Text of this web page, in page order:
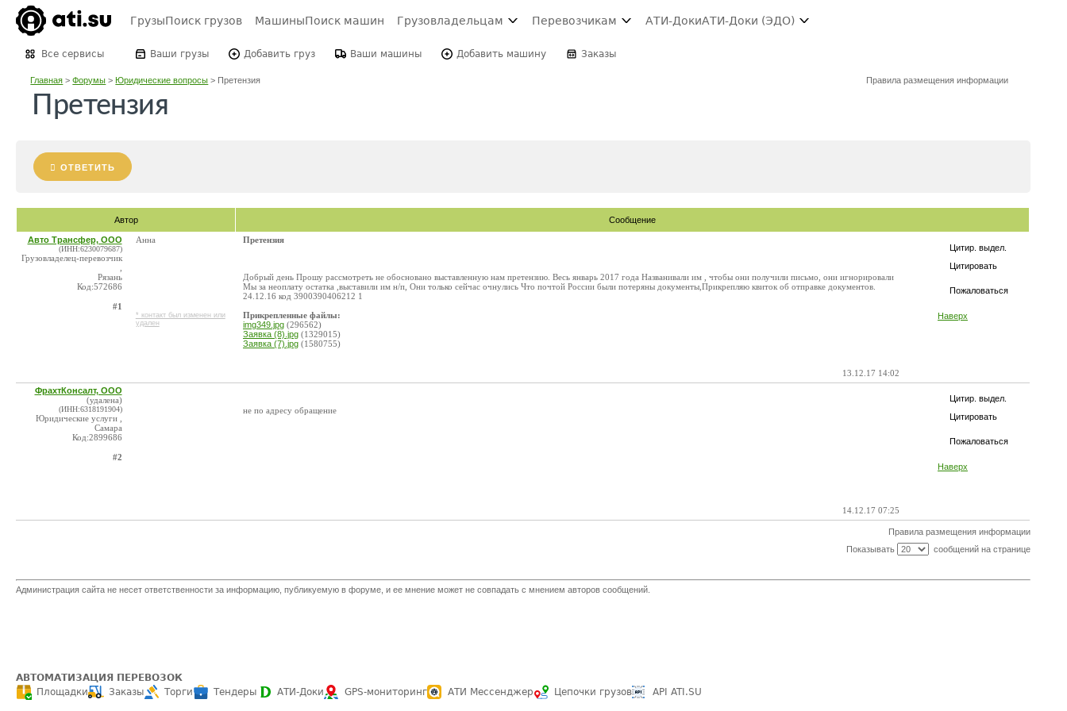
ГрузыПоиск грузов МашиныПоиск машин Грузовладельцам Перевозчикам АТИ-ДокиАТИ-Доки (ЭДО)
Все сервисы Ваши грузы Добавить груз Ваши машины Добавить машину Заказы
Главная >Форумы >Юридические вопросы > Претензия Правила размещения информации
Претензия
ОТВЕТИТЬ
Автор Сообщение
Цитир. выдел.
Цитировать
Пожаловаться
Наверх
Авто Трансфер, ООО
(ИНН:6230079687)
Грузовладелец-перевозчик
Рязань
Код:572686
#1
Анна
* контакт был изменен или
удален
Претензия
Добрый день Прошу рассмотреть не обосновано выставленную нам претензию. Весь январь 2017 года Названивали им , чтобы они получили письмо, они игнорировали
Мы за неоплату остатка ,выставили им н/п, Они только сейчас очнулись Что почтой России были потеряны документы,Прикрепляю квиток об отправке документов.
24.12.16 код 3900390406212 1
Прикрепленные файлы:
img349.jpg (296562)
Заявка (8).jpg (1329015)
Заявка (7).jpg (1580755)
13.12.17 14:02
Цитир. выдел.
Цитировать
Пожаловаться
Наверх
ФрахтКонсалт, ООО
(удалена)
(ИНН:6318191904)
Юридические услуги ,
Самара
Код:2899686
#2
не по адресу обращение
14.12.17 07:25
Правила размещения информации
Показывать
сообщений на странице
Администрация сайта не несет ответственности за информацию, публикуемую в форуме, и ее мнение может не совпадать с мнением авторов сообщений.
АВТОМАТИЗАЦИЯ ПЕРЕВОЗОК
Площадки
Заказы Торги Тендеры АТИ-Доки GPS-мониторинг АТИ Мессенджер Цепочки грузов API ATI.SU